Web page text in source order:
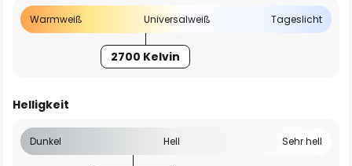
Warmweiß Universalweiß Tageslicht
2700 Kelvin
Helligkeit
Dunkel Hell Sehr hell